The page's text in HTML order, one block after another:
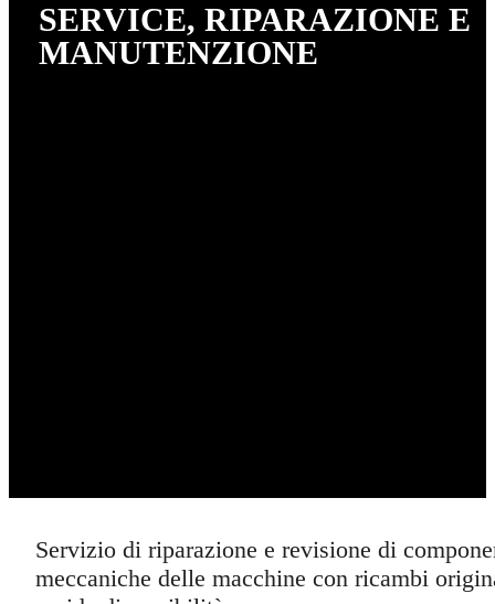
SERVICE, RIPARAZIONE E
MANUTENZIONE
Servizio di riparazione e revisione di
meccaniche delle macchine con ricambi